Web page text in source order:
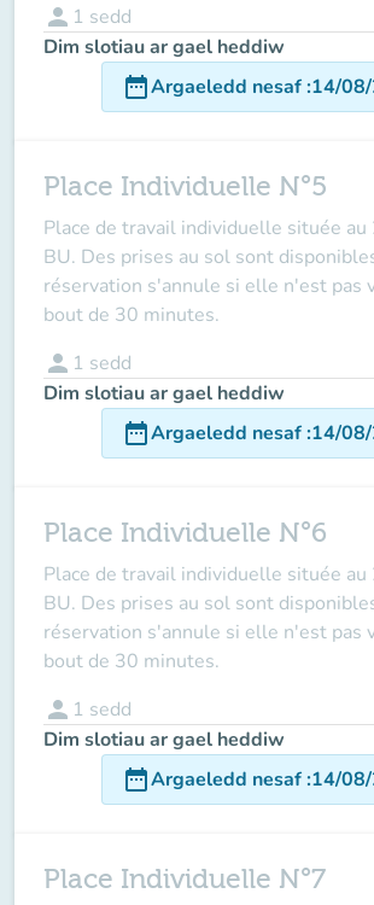
person 1 sedd
Dim slotiau ar gael heddiw
date_rangeArgaeledd nesaf:14/
Place Individuelle N°5
Place de travail individuelle située au
BU. Des prises au sol sont
réservation s'annule si elle n'est pas
bout de 30 minutes.
person 1 sedd
Dim slotiau ar gael heddiw
date_rangeArgaeledd nesaf:14/
Place Individuelle N°6
Place de travail individuelle située au
BU. Des prises au sol sont
réservation s'annule si elle n'est pas
bout de 30 minutes.
person 1 sedd
Dim slotiau ar gael heddiw
date_rangeArgaeledd nesaf:14/
Place Individuelle N°7